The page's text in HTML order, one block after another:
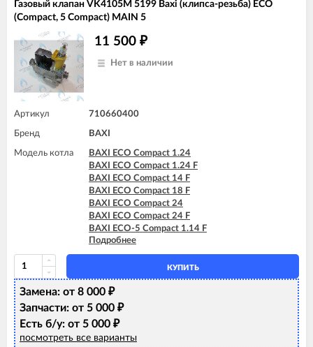
BAXI FOURTECH 24 F (CSR)
BAXI MAIN Four 18 F (серая панель)
BAXI MAIN-5 18 F
BAXI MAIN-5 24 F
Газовый клапан VK4105M 5199 Baxi (клипса-резьба) ECO
(Compact, 5 Compact) MAIN 5
11 500 ₽
Нет в наличии
Артикул 710660400
Бренд BAXI
Модель котла
BAXI ECO Compact 1.24
BAXI ECO Compact 1.24 F
BAXI ECO Compact 14 F
BAXI ECO Compact 18 F
BAXI ECO Compact 24
BAXI ECO Compact 24 F
BAXI ECO-5 Compact 1.14 F
BAXI ECO-5 Compact 1.24
BAXI ECO-5 Compact 14 F
BAXI ECO-5 Compact 18 F
BAXI ECO-5 Compact 24
BAXI ECO-5 Compact 24 F
BAXI ECO-5 Compact 24 F GPL
BAXI MAIN-5 18 F
BAXI MAIN-5 24 F
Подробнее
КУПИТЬ
Замена: от 8 000 ₽
Запчасти: от 5 000 ₽
Есть б/у: от 5 000 ₽
посмотреть все варианты